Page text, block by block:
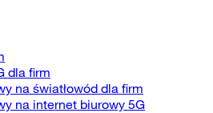
dla firm
na światłowód dla firm
na internet biurowy 5G